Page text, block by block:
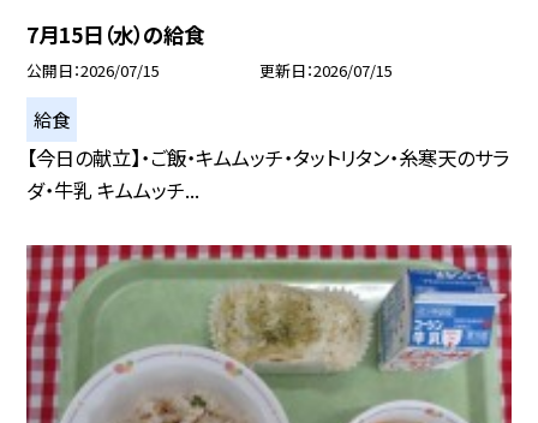
7月15日（水）の給食
公開日 2026/07/15 更新日 2026/07/15
給食
【今日の献立】・ご飯・キムムッチ・タットリタン・糸寒天のサラ
ダ・牛乳 キムムッチ...